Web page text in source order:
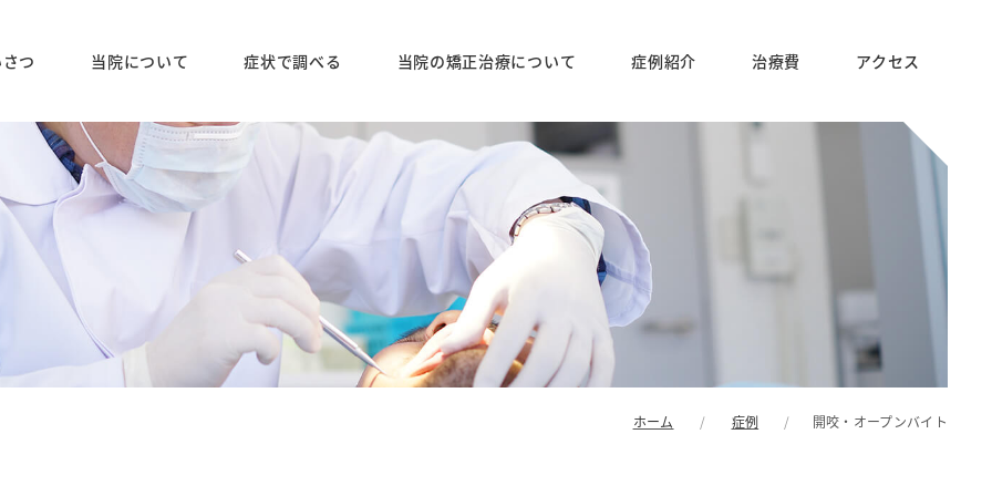
つ 当院について 症状で調べる 当院の矯正治療について 症例紹介 治療費 アクセス
ホーム 症例 開咬・オープンバイト